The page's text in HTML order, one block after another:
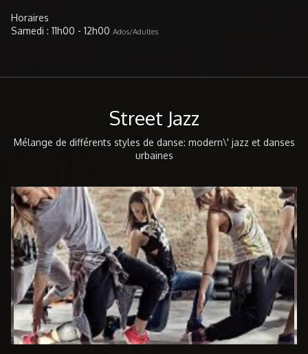
corporel. Elle est certifiée expert du mouvement par
Corporis Fabrica (centre de kinésithérapie). Elle
Horaires
Samedi : 11h00 - 12h00 Ados/Adultes
Street Jazz
Mélange de différents styles de danse: modern\' jazz et danses
urbaines